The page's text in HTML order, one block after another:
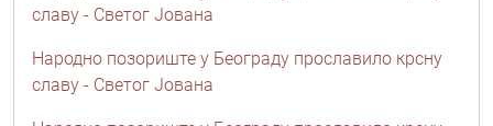
славу - Светог Јована
Народно позориште у Београду прославило крсну
славу - Светог Јована